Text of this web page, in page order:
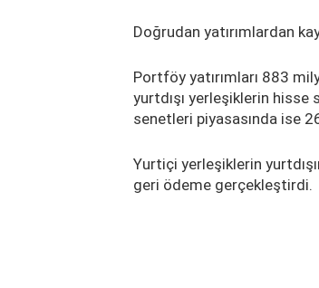
Doğrudan yatırımlardan
Portföy yatırımları 883
yurtdışı yerleşiklerin hisse
senetleri piyasasında ise
Yurtiçi yerleşiklerin
geri ödeme gerçekleştirdi.